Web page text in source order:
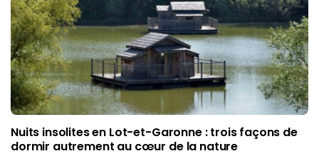
Nuits insolites en Lot-et-Garonne : trois façons de
dormir autrement au cœur de la nature